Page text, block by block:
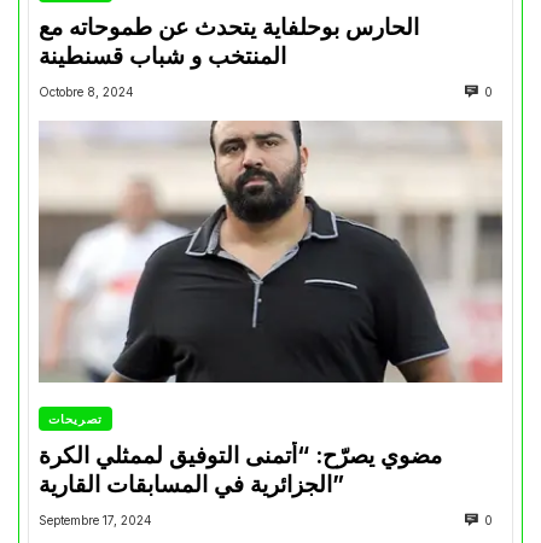
الحارس بوحلفاية يتحدث عن طموحاته مع
المنتخب و شباب قسنطينة
Octobre 8, 2024 0
تصريحات
مضوي يصرّح: “أتمنى التوفيق لممثلي الكرة
الجزائرية في المسابقات القارية”
Septembre 17, 2024 0